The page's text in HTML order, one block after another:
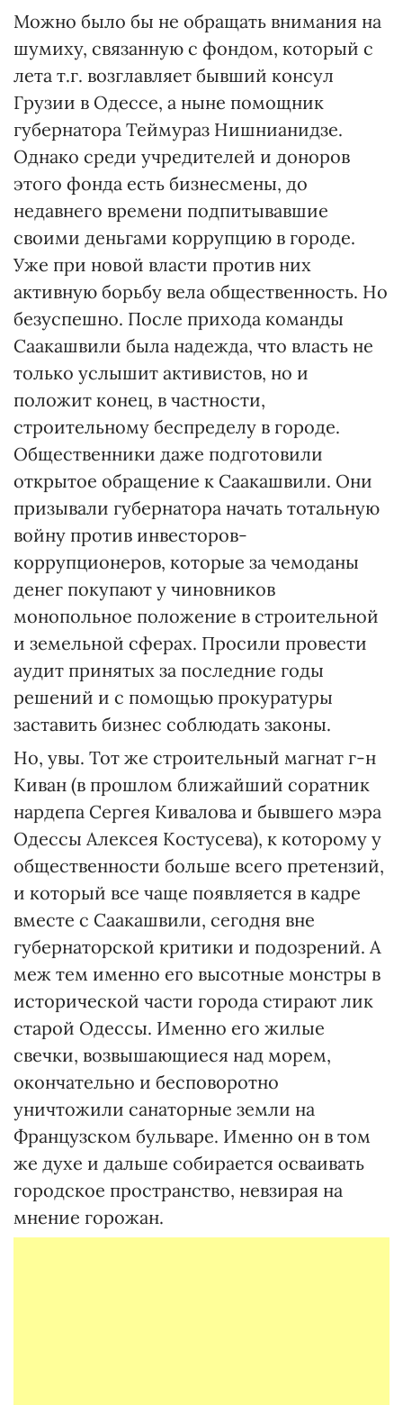
Можно было бы не обращать внимания на
шумиху, связанную с фондом, который с
лета т.г. возглавляет бывший консул
Грузии в Одессе, а ныне помощник
губернатора Теймураз Нишнианидзе.
Однако среди учредителей и доноров
этого фонда есть бизнесмены, до
недавнего времени подпитывавшие
своими деньгами коррупцию в городе.
Уже при новой власти против них
активную борьбу вела общественность. Но
безуспешно. После прихода команды
Саакашвили была надежда, что власть не
только услышит активистов, но и
положит конец, в частности,
строительному беспределу в городе.
Общественники даже подготовили
открытое обращение к Саакашвили. Они
призывали губернатора начать тотальную
войну против инвесторов-
коррупционеров, которые за чемоданы
денег покупают у чиновников
монопольное положение в строительной
и земельной сферах. Просили провести
аудит принятых за последние годы
решений и с помощью прокуратуры
заставить бизнес соблюдать законы.
Но, увы. Тот же строительный магнат г-н
Киван (в прошлом ближайший соратник
нардепа Сергея Кивалова и бывшего мэра
Одессы Алексея Костусева), к которому у
общественности больше всего претензий,
и который все чаще появляется в кадре
вместе с Саакашвили, сегодня вне
губернаторской критики и подозрений. А
меж тем именно его высотные монстры в
исторической части города стирают лик
старой Одессы. Именно его жилые
свечки, возвышающиеся над морем,
окончательно и бесповоротно
уничтожили санаторные земли на
Французском бульваре. Именно он в том
же духе и дальше собирается осваивать
городское пространство, невзирая на
мнение горожан.